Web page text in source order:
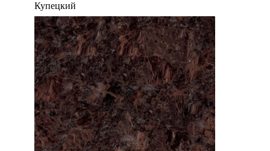
Купецкий